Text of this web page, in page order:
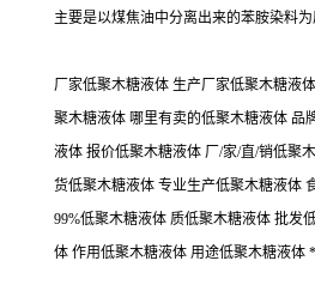
主要是以煤焦油中分离出来的苯胺染料为
厂家低聚木糖液体 生产厂家低聚木糖液
聚木糖液体 哪里有卖的低聚木糖液体 品
液体 报价低聚木糖液体 厂/家/直/销低聚
货低聚木糖液体 专业生产低聚木糖液体
99%低聚木糖液体 质低聚木糖液体 批发
体 作用低聚木糖液体 用途低聚木糖液体